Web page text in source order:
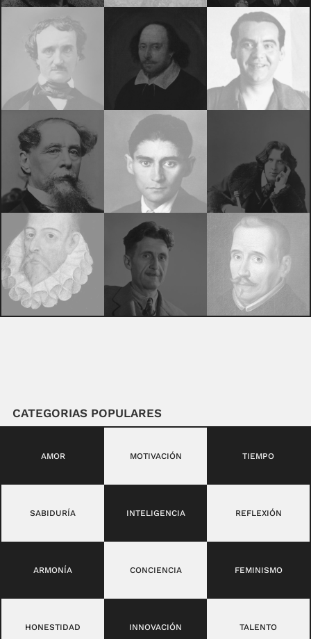
CATEGORIAS POPULARES
AMOR MOTIVACIÓN TIEMPO
SABIDURÍA INTELIGENCIA REFLEXIÓN
ARMONÍA CONCIENCIA FEMINISMO
HONESTIDAD INNOVACIÓN TALENTO